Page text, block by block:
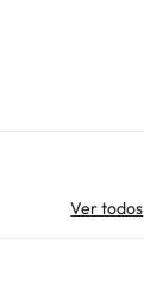
Ver todos